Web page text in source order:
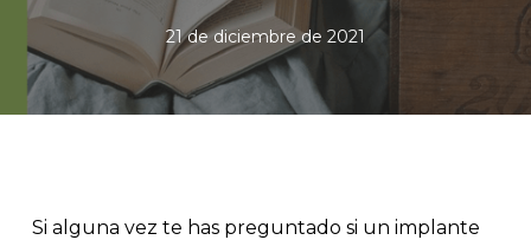
21 de diciembre de 2021
Si alguna vez te has preguntado si un implante